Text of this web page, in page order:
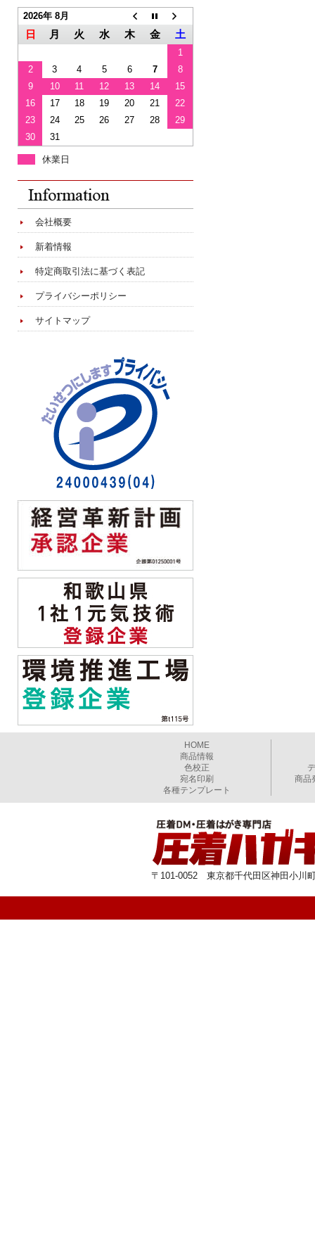
2026年 8月
日 月 火 水 木 金 土
1
2
3 4 5 6 7
8
9
10 11 12 13 14
15
16
17 18 19 20 21
22
23
24 25 26 27 28
29
30
31
休業日
会社概要
新着情報
特定商取引法に基づく表記
プライバシーポリシー
サイトマップ
HOME
商品情報
色校正
宛名印刷
各種テンプレート
商品
〒101-0052 東京都千代田区神田小川